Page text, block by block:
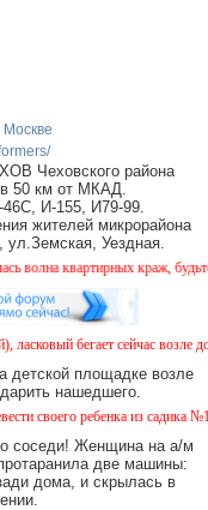
Москве
Чеховского района
50 км от МКАД.
И-155, И79-99.
жителей микрорайона
ул.Земская, Уездная.
квартирных краж, будьте
ласковый бегает сейчас возле
детской площадке возле
нашедшего.
своего ребенка из садика
соседи! Женщина на а/м
две машины:
дома, и скрылась в